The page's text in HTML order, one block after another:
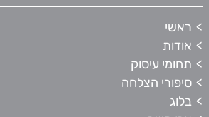
ראשי
אודות
תחומי עיסוק
סיפורי הצלחה
בלוג